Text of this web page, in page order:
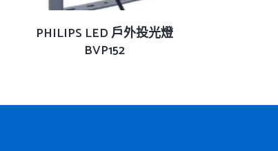
查看內容
PHILIPS LED 戶外投光燈
BVP152